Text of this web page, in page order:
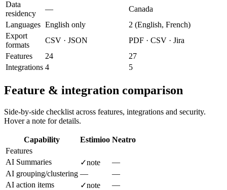
Data
residency
—
Canada
Languages English only
2 (English, French)
Export
formats
CSV · JSON
PDF · CSV · Jira
Features
24
27
Integrations 4 5
Feature & integration comparison
Side-by-side checklist across features, integrations and security.
Hover a note for details.
Capability Estimioo Neatro
Features
AI Summaries
✓note
—
AI grouping/clustering —
—
AI action items
✓note —